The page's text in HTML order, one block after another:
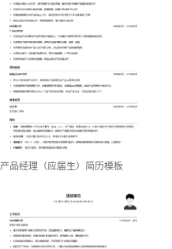
产品经理（应届生）简历模板